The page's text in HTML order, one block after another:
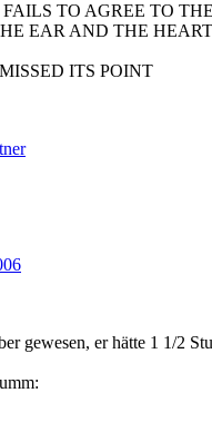
TO AGREE TO
EAR AND THE
ITS POINT
gewesen, er hätte 1 1/2